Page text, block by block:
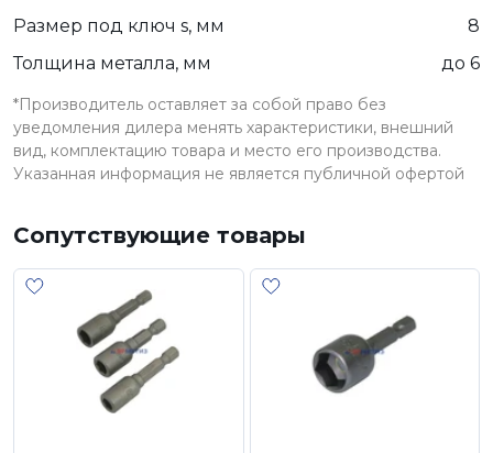
Размер под ключ s, мм
8
Толщина металла, мм
до 6
*Производитель оставляет за собой право без
уведомления дилера менять характеристики, внешний
вид, комплектацию товара и место его производства.
Указанная информация не является публичной офертой
Сопутствующие товары